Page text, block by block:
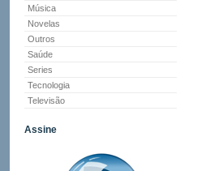
Música
Novelas
Outros
Saúde
Series
Tecnologia
Televisão
Assine